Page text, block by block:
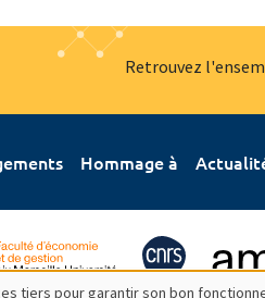
Retrouvez
Hommage à
tiers pour garantir son bon